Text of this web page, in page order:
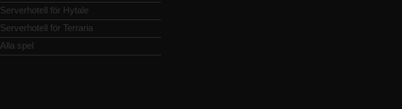
Serverhotell för Hytale
Serverhotell för Terraria
Alla spel